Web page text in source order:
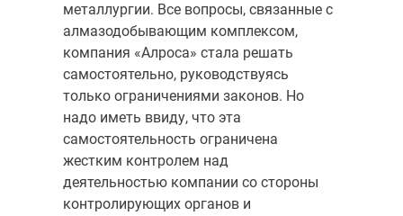
металлургии. Все вопросы, связанные с
алмазодобывающим комплексом,
компания «Алроса» стала решать
самостоятельно, руководствуясь
только ограничениями законов. Но
надо иметь ввиду, что эта
самостоятельность ограничена
жестким контролем над
деятельностью компании со стороны
контролирующих органов и